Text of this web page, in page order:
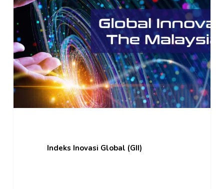
Global
(GII)
Indeks Inovasi Global (GII)